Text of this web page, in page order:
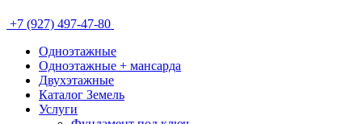
+7 (927) 497-47-80
Одноэтажные
Одноэтажные + мансарда
Двухэтажные
Каталог Земель
Услуги